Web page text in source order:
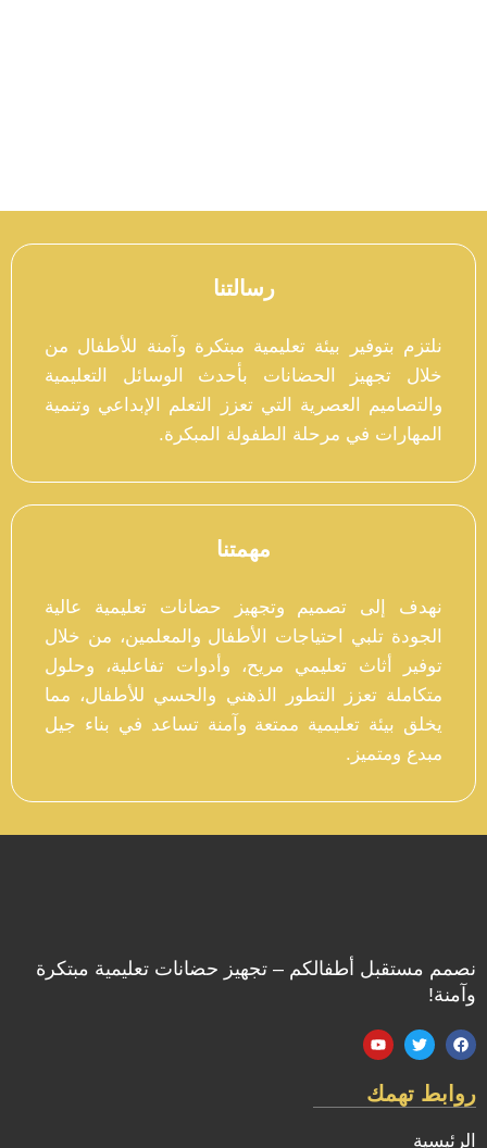
رسالتنا
نلتزم بتوفير بيئة تعليمية مبتكرة وآمنة للأطفال من
خلال تجهيز الحضانات بأحدث الوسائل التعليمية
والتصاميم العصرية التي تعزز التعلم الإبداعي وتنمية
المهارات في مرحلة الطفولة المبكرة.
مهمتنا
نهدف إلى تصميم وتجهيز حضانات تعليمية عالية
الجودة تلبي احتياجات الأطفال والمعلمين، من خلال
توفير أثاث تعليمي مريح، وأدوات تفاعلية، وحلول
متكاملة تعزز التطور الذهني والحسي للأطفال، مما
يخلق بيئة تعليمية ممتعة وآمنة تساعد في بناء جيل
مبدع ومتميز.
نصمم مستقبل أطفالكم – تجهيز حضانات تعليمية مبتكرة
وآمنة!
روابط تهمك
الرئيسية